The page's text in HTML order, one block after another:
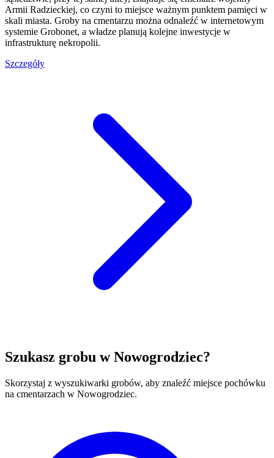
Armii Radzieckiej, co czyni to miejsce ważnym punktem pamięci w
skali miasta. Groby na cmentarzu można odnaleźć w internetowym
systemie Grobonet, a władze planują kolejne inwestycje w
infrastrukturę nekropolii.
Szczegóły
Szukasz grobu w Nowogrodziec?
Skorzystaj z wyszukiwarki grobów, aby znaleźć miejsce pochówku
na cmentarzach w Nowogrodziec.